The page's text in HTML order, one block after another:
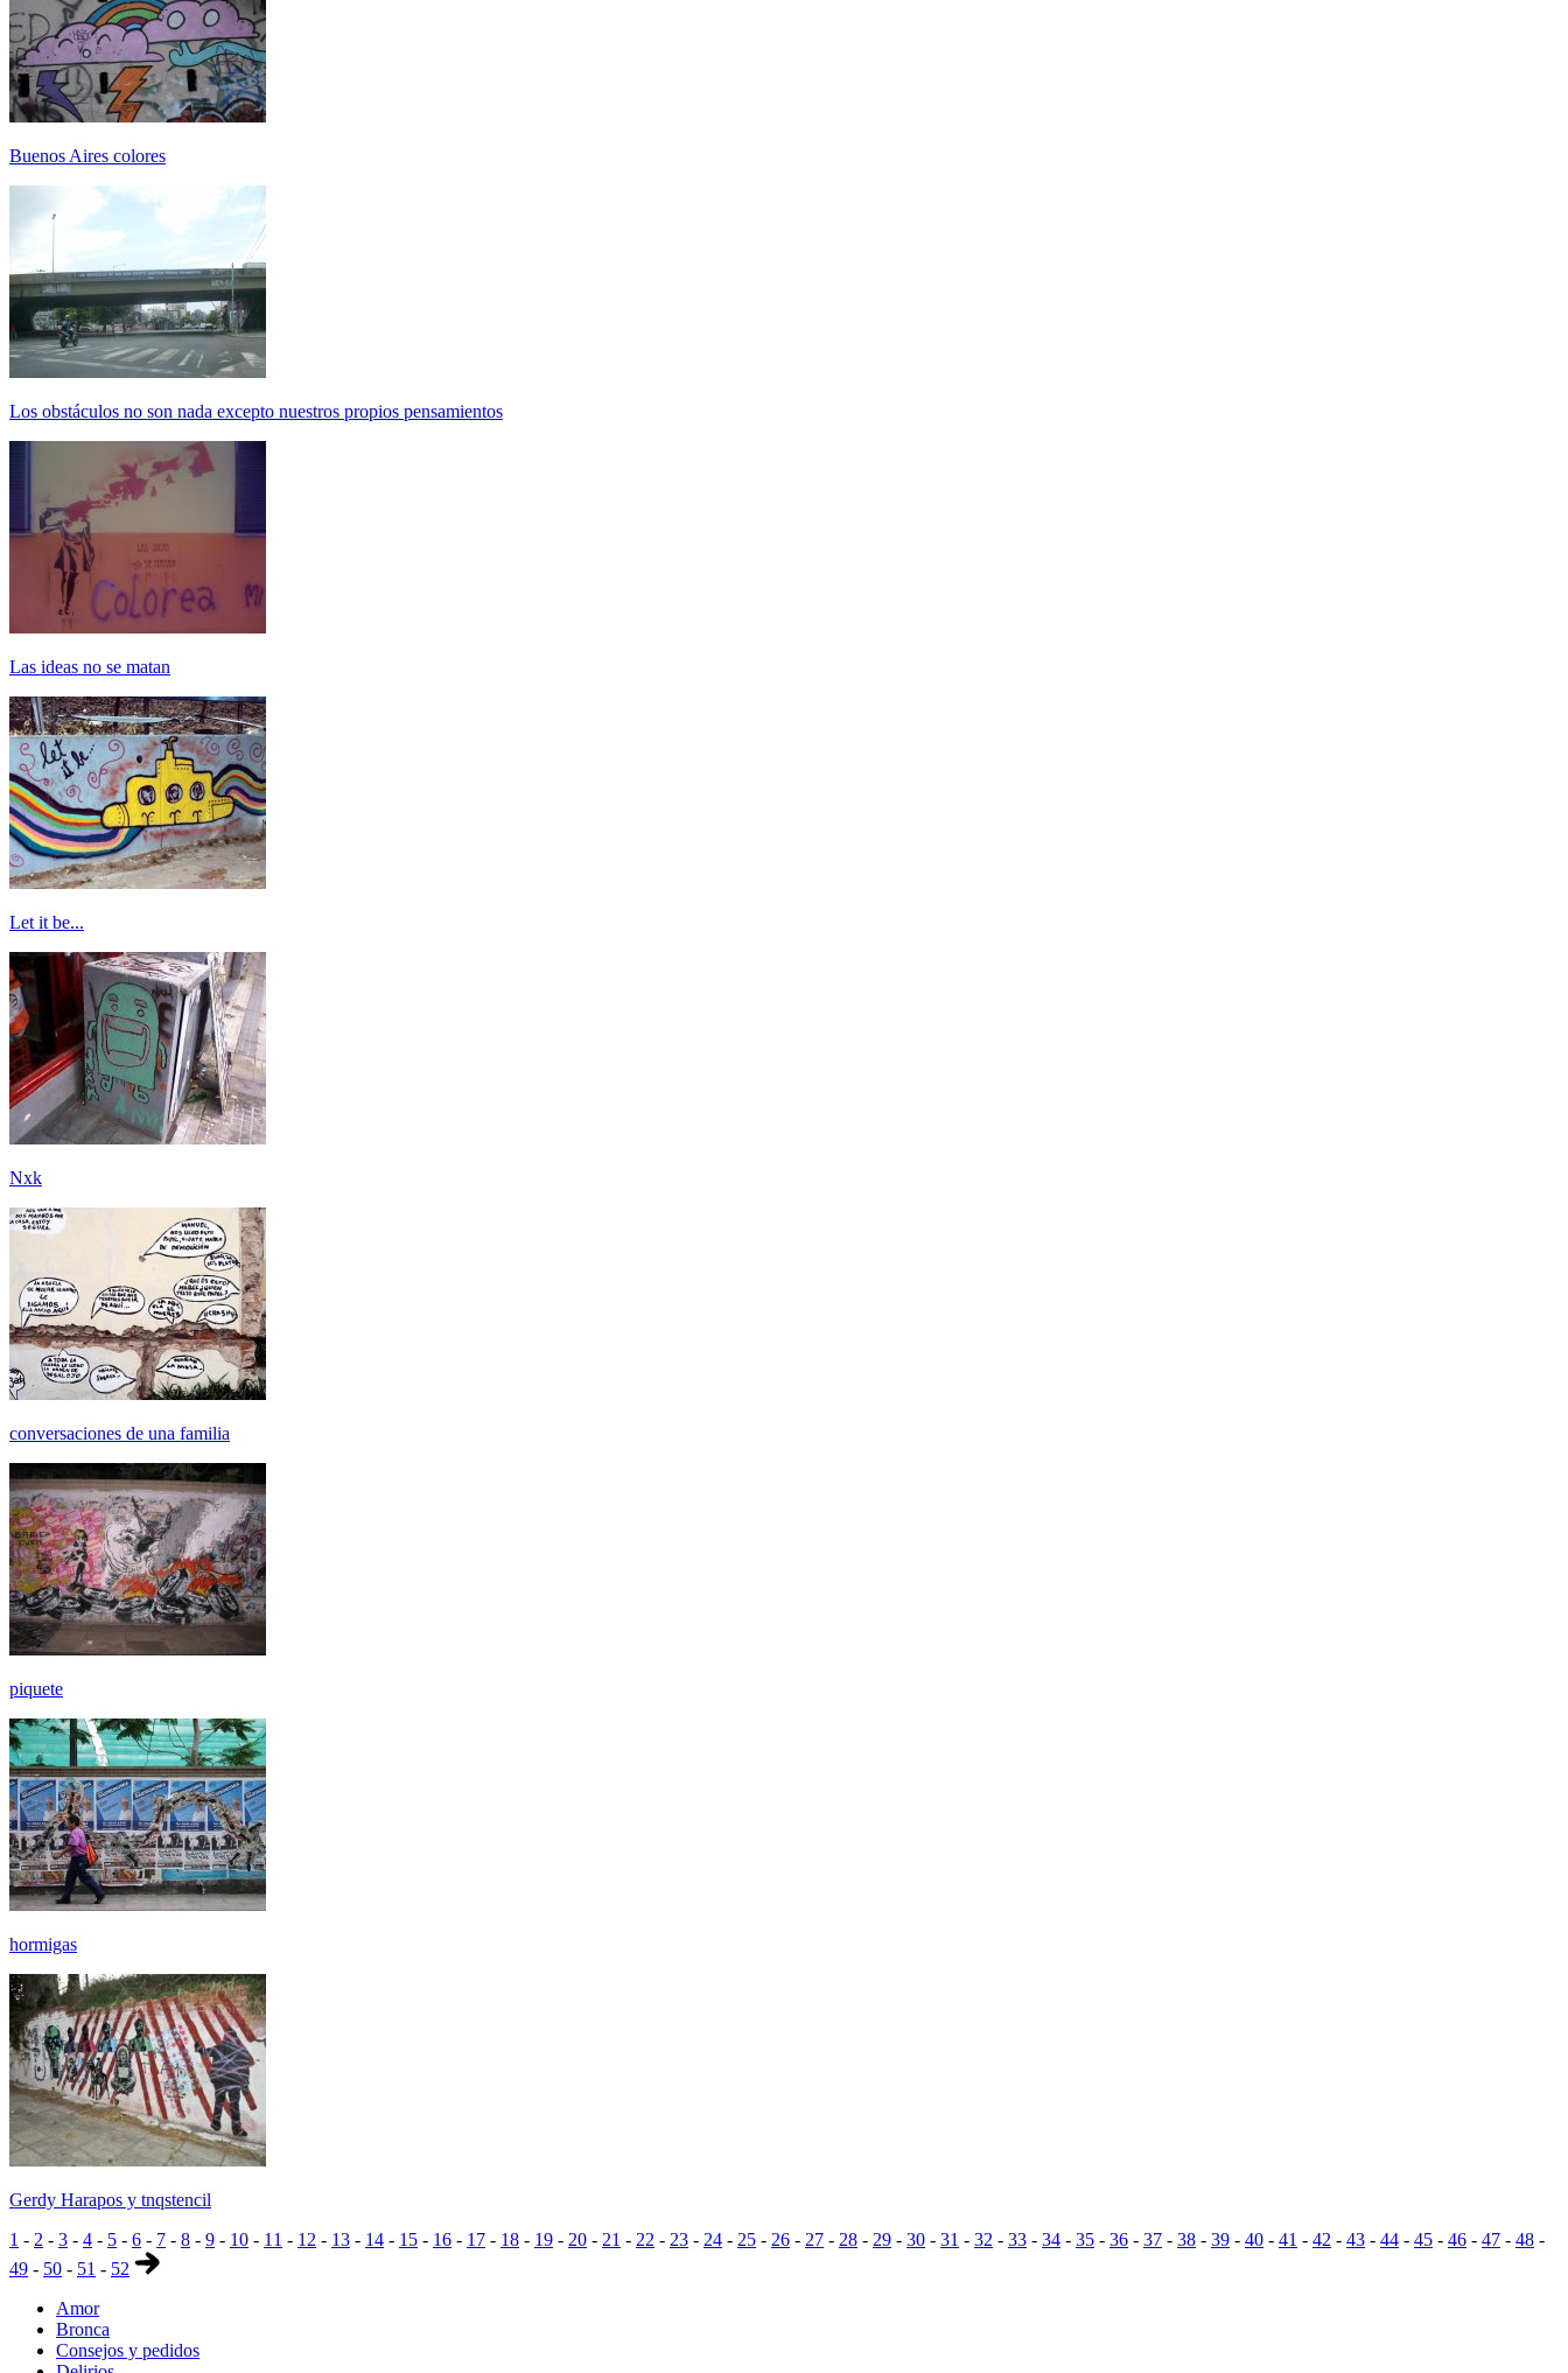
Buenos Aires colores
Los obstáculos no son nada excepto nuestros propios pensamientos
Las ideas no se matan
Let it be...
Nxk
conversaciones de una familia
piquete
hormigas
Gerdy Harapos y tnqstencil
1 - 2 - 3 - 4 - 5 - 6 - 7 - 8 - 9 - 10 - 11 - 12 - 13 - 14 - 15 - 16 - 17 - 18 - 19 - 20 - 21 - 22 - 23 - 24 - 25 - 26 - 27 - 28 - 29 - 30 - 31 - 32 - 33 - 34 - 35 - 36 - 37 - 38 - 39 - 40 - 41 - 42 - 43 - 44 - 45 - 46 - 47 - 48 -
49 - 50 - 51 - 52
Amor
Bronca
Consejos y pedidos